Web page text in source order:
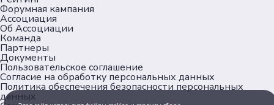
Форумная кампания
Ассоциация
Об Ассоциации
Команда
Партнеры
Документы
Пользовательское соглашение
Согласие на обработку персональных данных
Политика обеспечения безопасности персональных
данных